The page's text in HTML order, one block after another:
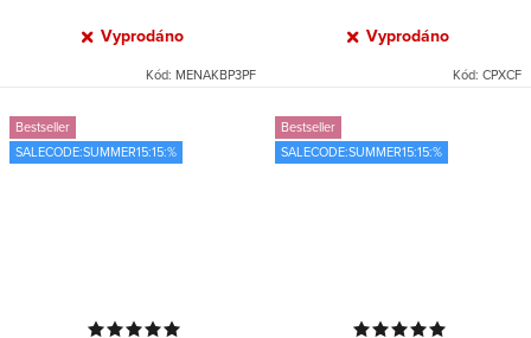
Vyprodáno
Kód: MENAKBP3PF
Vyprodáno
Kód: CPXCF
Bestseller
SALECODE:SUMMER15:15:%
Bestseller
SALECODE:SUMMER15:15:%